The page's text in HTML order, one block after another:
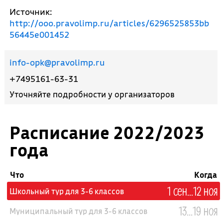
Расписание 2022/2023
года
Что
Когда
Школьный тур для 3-6 классов
1 сен...12 ноя
Муниципальный тур для 3-6 классов 13...19 ноя
Источник:
http://ooo.pravolimp.ru/articles/6296525853bb
56445e001452
info-opk@pravolimp.ru
+7495161-63-31
Уточняйте подробности у организаторов